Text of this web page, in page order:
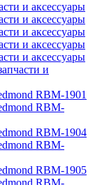
и аксессуары
и аксессуары
и аксессуары
и аксессуары
и аксессуары
и
RBM-1901
RBM-
RBM-1904
RBM-
RBM-1905
RBM-